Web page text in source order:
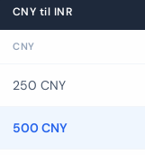
CNY til INR
CNY
250 CNY
500 CNY